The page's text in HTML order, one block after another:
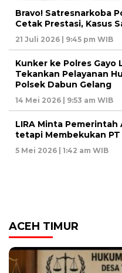
Bravo! Satresnarkoba
Cetak Prestasi, Kasus
21 Juli 2026 | 9:45 pm WIB
Kunker ke Polres Gayo
Tekankan Pelayanan
Polsek Dabun Gelang
14 Mei 2026 | 9:53 am WIB
LIRA Minta Pemerintah
tetapi Membekukan PT
5 Mei 2026 | 1:42 am WIB
ACEH TIMUR